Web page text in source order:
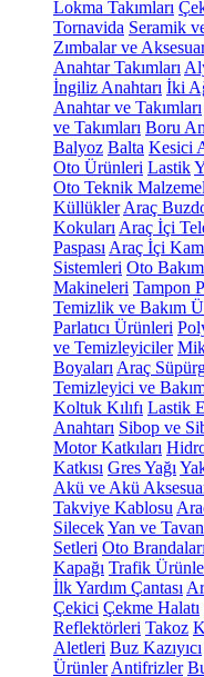
Lokma Takımları
Tornavida Seramik
Zımbalar ve
Anahtar Takımları
İngiliz Anahtarı İki
Anahtar ve Takımları
ve Takımları Boru
Balyoz Balta Kesici
Oto Ürünleri Lastik
Oto Teknik
Küllükler Araç
Kokuları Araç İçi
Paspası Araç İçi
Sistemleri Oto
Makineleri Tampon
Temizlik ve Bakım
Parlatıcı Ürünleri
ve Temizleyiciler
Boyaları Araç
Temizleyici ve
Koltuk Kılıfı Lastik
Anahtarı Sibop ve
Motor Katkıları
Katkısı Gres Yağı
Akü ve Akü
Takviye Kablosu
SilecekYan ve Tavan
Setleri Oto Brandaları
Kapağı Trafik
İlk Yardım Çantası
Çekici Çekme Halatı
Reflektörleri Takoz
Aletleri Buz Kazıyıcı
Ürünler Antifrizler